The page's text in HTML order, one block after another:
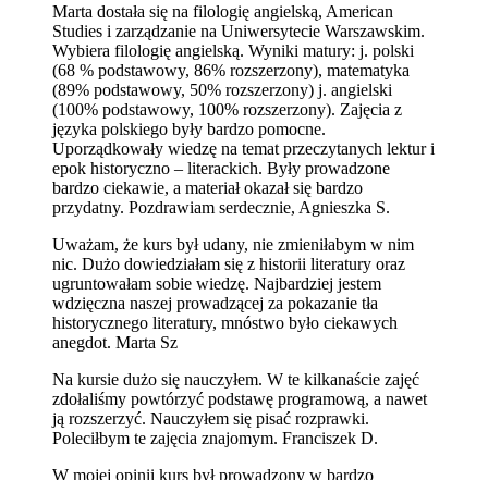
Marta dostała się na filologię angielską, American
Studies i zarządzanie na Uniwersytecie Warszawskim.
Wybiera filologię angielską. Wyniki matury: j. polski
(68 % podstawowy, 86% rozszerzony), matematyka
(89% podstawowy, 50% rozszerzony) j. angielski
(100% podstawowy, 100% rozszerzony). Zajęcia z
języka polskiego były bardzo pomocne.
Uporządkowały wiedzę na temat przeczytanych lektur i
epok historyczno – literackich. Były prowadzone
bardzo ciekawie, a materiał okazał się bardzo
przydatny. Pozdrawiam serdecznie, Agnieszka S.
Uważam, że kurs był udany, nie zmieniłabym w nim
nic. Dużo dowiedziałam się z historii literatury oraz
ugruntowałam sobie wiedzę. Najbardziej jestem
wdzięczna naszej prowadzącej za pokazanie tła
historycznego literatury, mnóstwo było ciekawych
anegdot. Marta Sz
Na kursie dużo się nauczyłem. W te kilkanaście zajęć
zdołaliśmy powtórzyć podstawę programową, a nawet
ją rozszerzyć. Nauczyłem się pisać rozprawki.
Poleciłbym te zajęcia znajomym. Franciszek D.
W mojej opinii kurs był prowadzony w bardzo